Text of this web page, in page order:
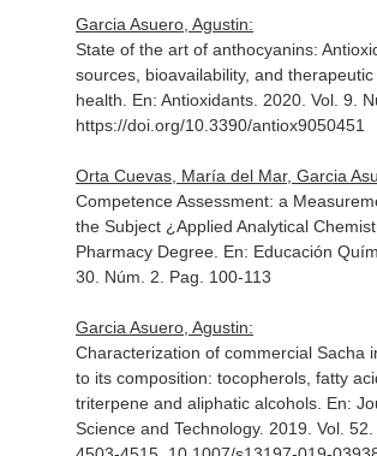
Garcia Asuero, Agustin:
State of the art of anthocyanins:
sources, bioavailability, and
health. En: Antioxidants. 2020. Vol. 9.
https://doi.org/10.3390/antiox9050451
Orta Cuevas, María del Mar, Garcia
Competence Assessment: a
the Subject ¿Applied Analytical
Pharmacy Degree. En: Educación
30. Núm. 2. Pag. 100-113
Garcia Asuero, Agustin:
Characterization of commercial Sacha
to its composition: tocopherols, fatty
triterpene and aliphatic alcohols. En:
Science and Technology. 2019. Vol. 52.